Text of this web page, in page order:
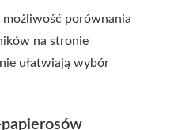
porównania
na stronie
ułatwiają wybór